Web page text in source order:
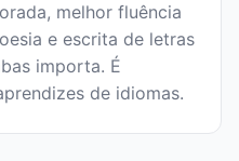
melhor fluência
e escrita de letras
importa. É
de idiomas.